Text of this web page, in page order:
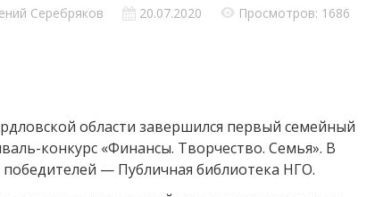
Серебряков 20.07.2020 Просмотров: 1686
области завершился первый семейный
конкурс «Финансы. Творчество. Семья». В
победителей — Публичная библиотека НГО.